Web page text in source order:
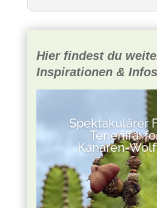
Hier findest du
Inspirationen &
Spektakulärer
Teneriffa:
Kanaren-